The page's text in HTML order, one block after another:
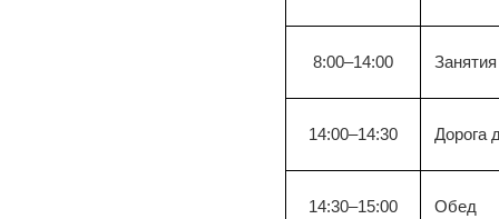
8:00–14:00
14:00–14:30 Дорога
14:30–15:00 Обед